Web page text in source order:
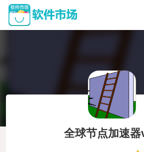
全球节点加速器